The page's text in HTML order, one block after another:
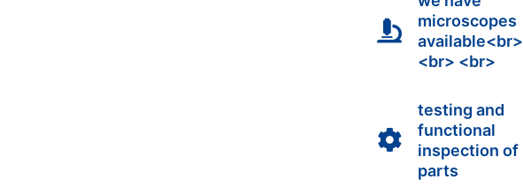

microscopes
available<br>
<br> <br>

testing and
functional
inspection of
parts